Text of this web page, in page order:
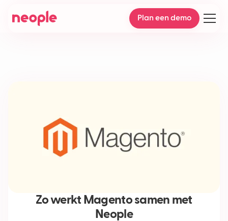
Plan een demo
Zo werkt Magento samen met
Neople